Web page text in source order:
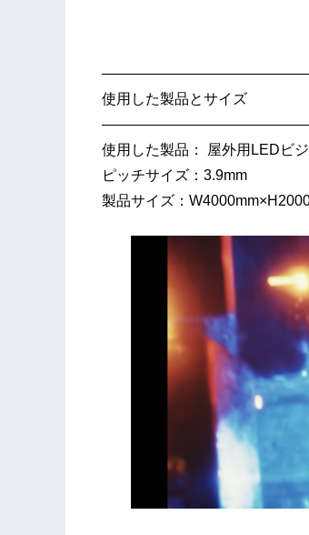
​使用した製品とサイズ
使用した製品： 屋外用LEDビ
ピッチサイズ：3.9mm
製品サイズ：